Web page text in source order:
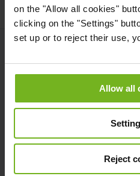
on the "Allow all cookies"
clicking on the "Settings"
set up or to reject their use,
Allow all
Reject
También te
Artículos
El